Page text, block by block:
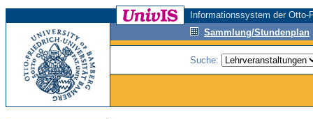
Informationssystem der
Sammlung/Stundenplan
Suche: